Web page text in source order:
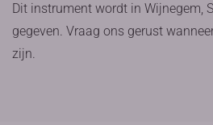
Dit instrument wordt in Wijnegem,
gegeven. Vraag ons gerust
zijn.